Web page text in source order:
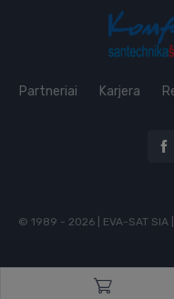
Partneriai Karjera
© 1989 - 2026 | EVA-SAT